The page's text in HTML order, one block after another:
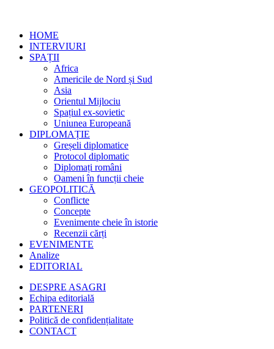
HOME
INTERVIURI
SPAȚII
Africa
Americile de Nord și Sud
Asia
Orientul Mijlociu
Spațiul ex-sovietic
Uniunea Europeană
DIPLOMAȚIE
Greșeli diplomatice
Protocol diplomatic
Diplomați români
Oameni în funcții cheie
GEOPOLITICĂ
Conflicte
Concepte
Evenimente cheie în istorie
Recenzii cărți
EVENIMENTE
Analize
EDITORIAL
DESPRE ASAGRI
Echipa editorială
PARTENERI
Politică de confidențialitate
CONTACT